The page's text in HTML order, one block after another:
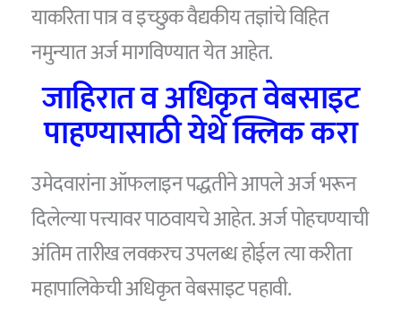
याकरिता पात्र व इच्छुक वैद्यकीय तज्ञांचे विहित
नमुन्यात अर्ज मागविण्यात येत आहेत.
जाहिरात व अधिकृत वेबसाइट
पाहण्यासाठी येथे क्लिक करा
उमेदवारांना ऑफलाइन पद्धतीने आपले अर्ज भरून
दिलेल्या पत्त्यावर पाठवायचे आहेत. अर्ज पोहचण्याची
अंतिम तारीख लवकरच उपलब्ध होईल त्या करीता
महापालिकेची अधिकृत वेबसाइट पहावी.